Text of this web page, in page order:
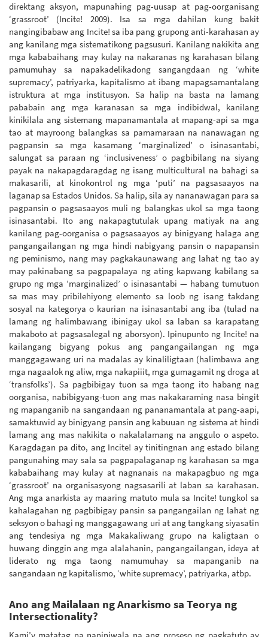
direktang aksyon, mapunahing pag-uusap at pag-oorganisang
‘grassroot’ (Incite! 2009). Isa sa mga dahilan kung bakit
nangingibabaw ang Incite! sa iba pang grupong anti-karahasan ay
ang kanilang mga sistematikong pagsusuri. Kanilang nakikita ang
mga kababaihang may kulay na nakaranas ng karahasan bilang
pamumuhay sa napakadelikadong sangangdaan ng ‘white
supremacy’, patriyarka, kapitalismo at ibang mapagsamantalang
istruktura at mga institusyon. Sa halip na basta na lamang
pababain ang mga karanasan sa mga indibidwal, kanilang
kinikilala ang sistemang mapanamantala at mapang-api sa mga
tao at mayroong balangkas sa pamamaraan na nanawagan ng
pagpansin sa mga kasamang ‘marginalized’ o isinasantabi,
salungat sa paraan ng ‘inclusiveness’ o pagbibilang na siyang
payak na nakapagdaragdag ng isang multicultural na bahagi sa
makasarili, at kinokontrol ng mga ‘puti’ na pagsasaayos na
laganap sa Estados Unidos. Sa halip, sila ay nananawagan para sa
pagpansin o pagsasaayos muli ng balangkas ukol sa mga taong
isinasantabi. Ito ang nakapagtutulak upang matiyak na ang
kanilang pag-oorganisa o pagsasaayos ay binigyang halaga ang
pangangailangan ng mga hindi nabigyang pansin o napapansin
ng peminismo, nang may pagkakaunawang ang lahat ng tao ay
may pakinabang sa pagpapalaya ng ating kapwang kabilang sa
grupo ng mga ‘marginalized’ o isinasantabi — habang tumutuon
sa mas may pribilehiyong elemento sa loob ng isang takdang
sosyal na kategorya o kaurian na isinasantabi ang iba (tulad na
lamang ng halimbawang ibinigay ukol sa laban sa karapatang
makaboto at pagsasalegal ng aborsyon). Ipinupunto ng Incite! na
kailangang bigyang pokus ang pangangailangan ng mga
manggagawang uri na madalas ay kinaliligtaan (halimbawa ang
mga nagaalok ng aliw, mga nakapiiit, mga gumagamit ng droga at
‘transfolks’). Sa pagbibigay tuon sa mga taong ito habang nag
oorganisa, nabibigyang-tuon ang mas nakakaraming nasa bingit
ng mapanganib na sangandaan ng pananamantala at pang-aapi,
samaktuwid ay binigyang pansin ang kabuuan ng sistema at hindi
lamang ang mas nakikita o nakalalamang na anggulo o aspeto.
Karagdagan pa dito, ang Incite! ay tinitingnan ang estado bilang
pangunahing may sala sa pagpapalaganap ng karahasan sa mga
kababaihang may kulay at nagnanais na makapagbuo ng mga
‘grassroot’ na organisasyong nagsasarili at laban sa karahasan.
Ang mga anarkista ay maaring matuto mula sa Incite! tungkol sa
kahalagahan ng pagbibigay pansin sa pangangailan ng lahat ng
seksyon o bahagi ng manggagawang uri at ang tangkang siyasatin
ang tendesiya ng mga Makakaliwang grupo na kaligtaan o
huwang dinggin ang mga alalahanin, pangangailangan, ideya at
liderato ng mga taong namumuhay sa mapanganib na
sangandaan ng kapitalismo, ‘white supremacy’, patriyarka, atbp.
Ano ang Mailalaan ng Anarkismo sa Teorya ng
Intersectionality?